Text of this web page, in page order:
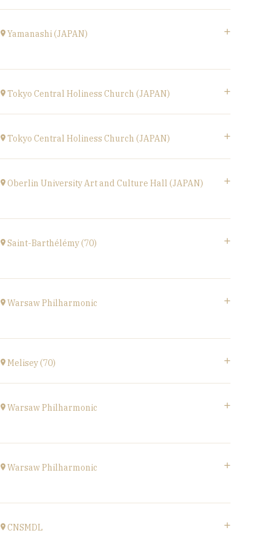
Boulevard Harpignies, 59301 Valenciennes
à 19H00
Yamanashi (JAPAN)
Kofu-City
à 19H30
Tokyo Central Holiness Church (JAPAN)
à19H
Tokyo Central Holiness Church (JAPAN)
à 14H
Oberlin University Art and Culture Hall (JAPAN)
2600-4, Honmachida, Machida City, Tokyo
(JAPAN)
Saint-Barthélémy (70)
1B Route de Ronchamp, 70270 Saint-Barthélemy
à 15H
Warsaw Philharmonic
à20H00
Acheter vos billets
Melisey (70)
à18H00
Warsaw Philharmonic
à20H00
Warsaw Philharmonic
à 20H00
CNSMDL